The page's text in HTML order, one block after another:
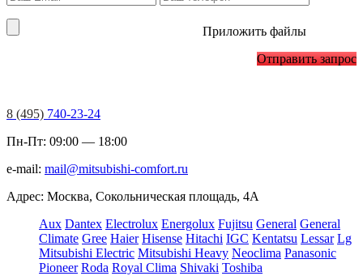
Приложить файлы
Отправить запрос
8 (495) 740-23-24
Пн-Пт: 09:00 — 18:00
e-mail: mail@mitsubishi-comfort.ru
Адрес: Москва, Сокольническая площадь, 4А
Aux Dantex Electrolux Energolux Fujitsu General General
Climate Gree Haier Hisense Hitachi IGC Kentatsu Lessar Lg
Mitsubishi Electric Mitsubishi Heavy Neoclima Panasonic
Pioneer Roda Royal Clima Shivaki Toshiba